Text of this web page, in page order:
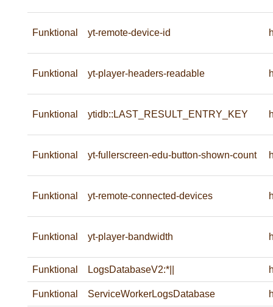
Funktional yt-remote-device-id
Funktional yt-player-headers-readable
Funktional ytidb::LAST_RESULT_ENTRY_KEY
Funktional yt-fullerscreen-edu-button-shown-count
Funktional yt-remote-connected-devices
Funktional yt-player-bandwidth
Funktional LogsDatabaseV2:*||
Funktional ServiceWorkerLogsDatabase